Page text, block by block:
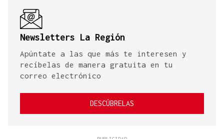
Newsletters La Región
Apúntate a las que más te interesen y
recíbelas de manera gratuita en tu
correo electrónico
DESCÚBRELAS